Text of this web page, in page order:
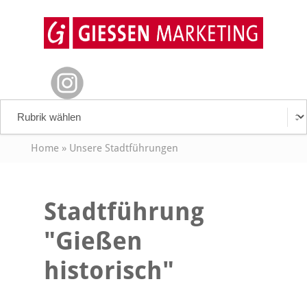
Home» Unsere Stadtführungen
Stadtführung
"Gießen
historisch"